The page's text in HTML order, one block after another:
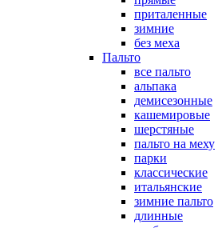
приталенные
зимние
без меха
Пальто
все пальто
альпака
демисезонные
кашемировые
шерстяные
пальто на меху
парки
классические
итальянские
зимние пальто
длинные